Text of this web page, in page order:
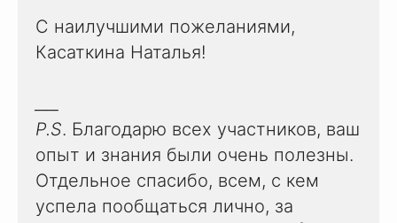
С наилучшими пожеланиями,
Касаткина Наталья!
P.S. Благодарю всех участников, ваш
опыт и знания были очень полезны.
Отдельное спасибо, всем, с кем
успела пообщаться лично, за